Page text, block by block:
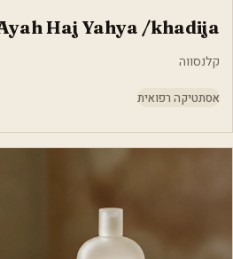
Haj Yahya /khadija
קלנסווה
אסתטיקה רפואית